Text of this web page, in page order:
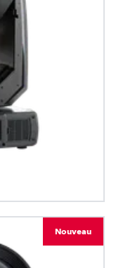
Nouveau